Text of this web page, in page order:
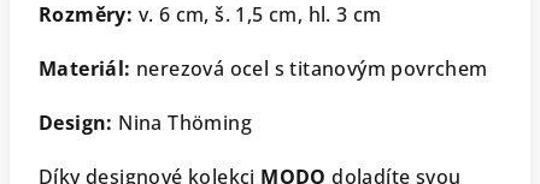
Rozměry: v. 6 cm, š. 1,5 cm, hl. 3 cm
Materiál: nerezová ocel s titanovým povrchem
Design: Nina Thöming
Díky designové kolekci MODO doladíte svou